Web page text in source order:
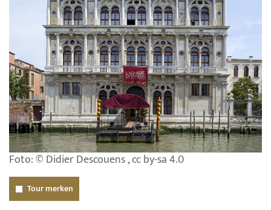
Foto: © Didier Descouens , cc by-sa 4.0
Tour merken